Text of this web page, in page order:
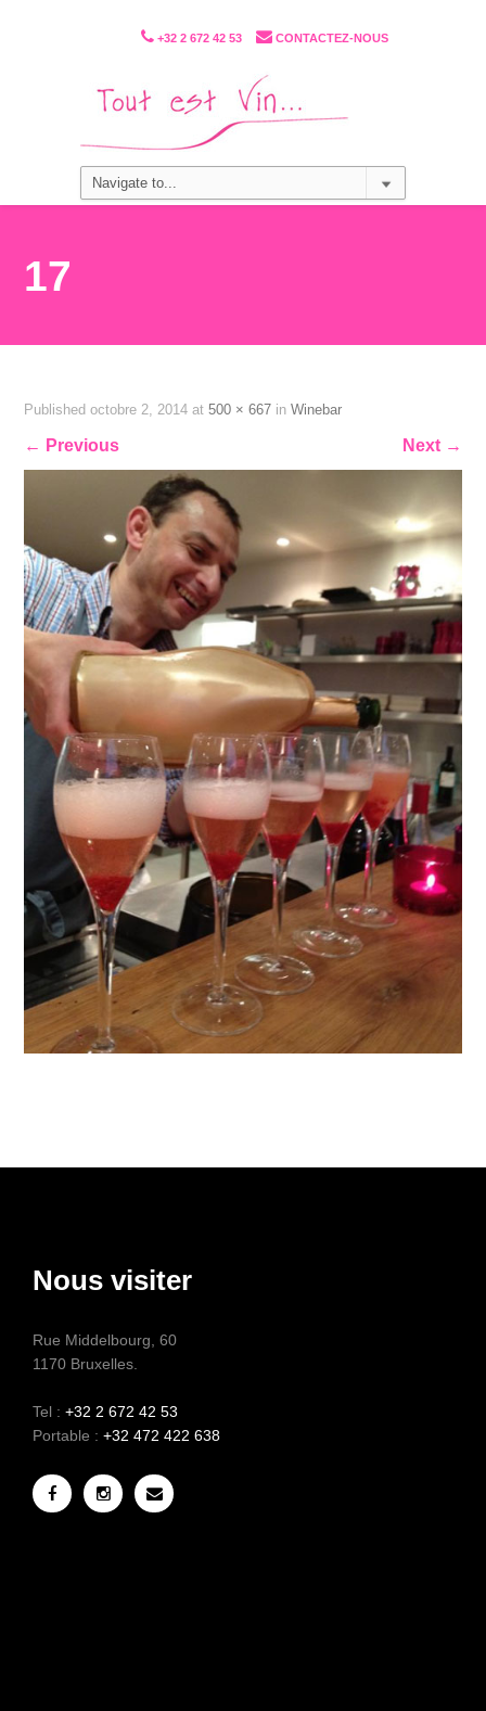
+32 2 672 42 53 CONTACTEZ-NOUS
17
Publishedoctobre 2, 2014 at500 × 667 inWinebar
← Previous Next →
Nous visiter
Rue Middelbourg, 60
1170 Bruxelles.
Tel :+32 2 672 42 53
Portable :+32 472 422 638